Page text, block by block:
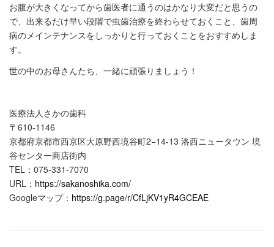
お腹が大きくなってから歯医者に通うのはかなり大変だと思うの
で、出来るだけ早い段階で虫歯治療を終わらせておくこと、歯周
病のメインテナンスをしっかりと行っておくことをおすすめしま
す。
世の中のお母さんたち、一緒に頑張りましょう！
医療法人さかの歯科
〒610-1146
京都府京都市西京区大原野西境谷町2−14-13 洛西ニュータウン 境
谷センター商店街内
TEL：075-331-7070
URL： https://sakanoshika.com/
Googleマップ： https://g.page/r/CfLjKV1yR4GCEAE